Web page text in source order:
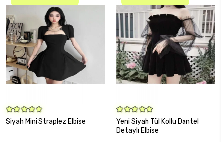
SEPETE EKLE
Siyah Mini Straplez Elbise
SEPETE EKLE
Yeni Siyah Tül Kollu Dantel
Detaylı Elbise